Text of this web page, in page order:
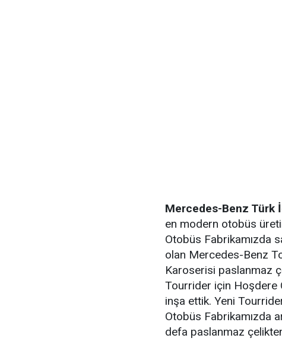
Mercedes-Benz Türk
en modern otobüs
Otobüs Fabrikamızda
olan Mercedes-Benz
Karoserisi paslanmaz
Tourrider için Hoşdere
inşa ettik. Yeni
Otobüs Fabrikamızda
defa paslanmaz